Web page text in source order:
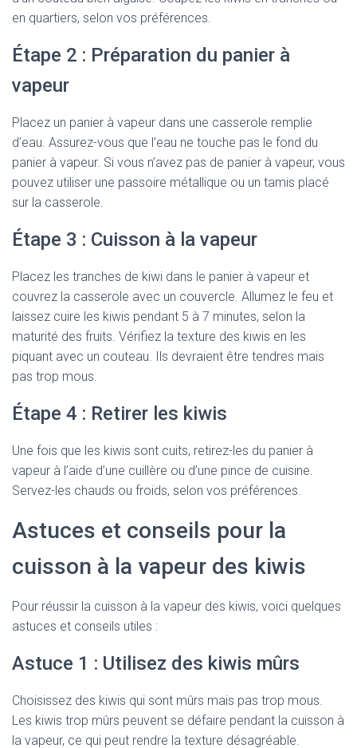
en quartiers, selon vos préférences.
Étape 2 : Préparation du panier à
vapeur
Placez un panier à vapeur dans une casserole remplie
d’eau. Assurez-vous que l’eau ne touche pas le fond du
panier à vapeur. Si vous n’avez pas de panier à vapeur, vous
pouvez utiliser une passoire métallique ou un tamis placé
sur la casserole.
Étape 3 : Cuisson à la vapeur
Placez les tranches de kiwi dans le panier à vapeur et
couvrez la casserole avec un couvercle. Allumez le feu et
laissez cuire les kiwis pendant 5 à 7 minutes, selon la
maturité des fruits. Vérifiez la texture des kiwis en les
piquant avec un couteau. Ils devraient être tendres mais
pas trop mous.
Étape 4 : Retirer les kiwis
Une fois que les kiwis sont cuits, retirez-les du panier à
vapeur à l’aide d’une cuillère ou d’une pince de cuisine.
Servez-les chauds ou froids, selon vos préférences.
Astuces et conseils pour la
cuisson à la vapeur des kiwis
Pour réussir la cuisson à la vapeur des kiwis, voici quelques
astuces et conseils utiles :
Astuce 1 : Utilisez des kiwis mûrs
Choisissez des kiwis qui sont mûrs mais pas trop mous.
Les kiwis trop mûrs peuvent se défaire pendant la cuisson à
la vapeur, ce qui peut rendre la texture désagréable.